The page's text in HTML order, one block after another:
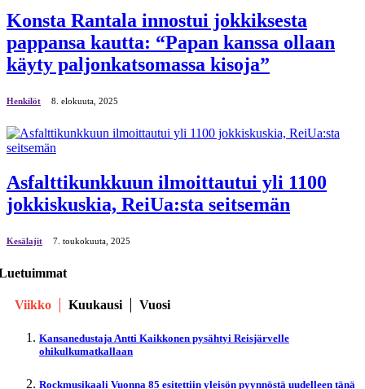
Konsta Rantala innostui jokkiksesta
pappansa kautta: “Papan kanssa ollaan
käyty paljonkatsomassa kisoja”
Henkilöt 8. elokuuta, 2025
Asfalttikunkkuun ilmoittautui yli 1100
jokkiskuskia, ReiUa:sta seitsemän
Kesälajit 7. toukokuuta, 2025
Viikko Kuukausi Vuosi
Kansanedustaja Antti Kaikkonen pysähtyi Reisjärvelle
ohikulkumatkallaan
Rockmusikaali Vuonna 85 esitettiin yleisön pyynnöstä uudelleen tänä